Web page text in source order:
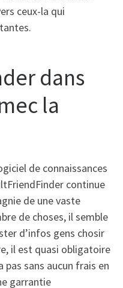
ceux-la qui
dans
la
de connaissances
continue
de une vaste
de choses, il semble
d’infos gens chosir
il est quasi obligatoire
pas sans aucun frais en
garrantie